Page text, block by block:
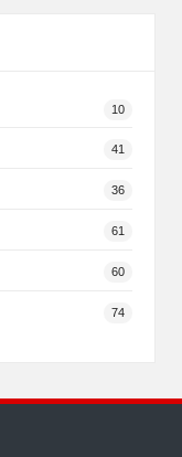
10
41
36
61
60
74